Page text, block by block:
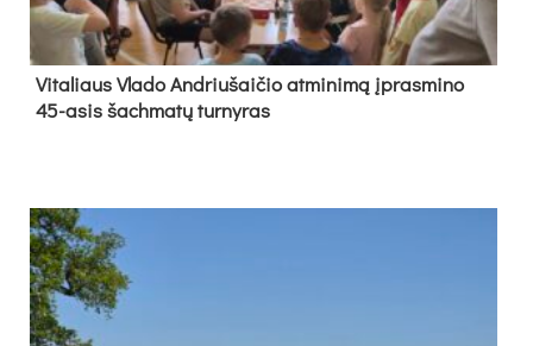
Vi­ta­liaus Vla­do And­riu­šai­čio at­mi­ni­mą įpras­mi­no
45-asis šach­ma­tų tur­ny­ras